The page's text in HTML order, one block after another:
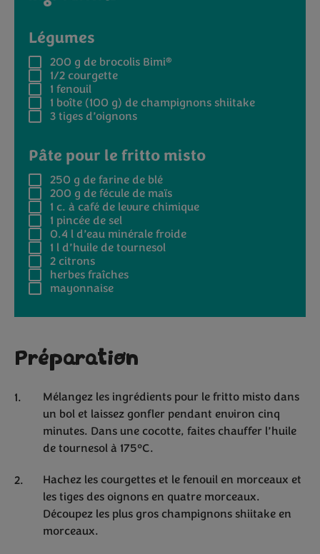
Légumes
200 g de brocolis Bimi®
1/2 courgette
1 fenouil
1 boîte (100 g) de champignons shiitake
3tiges d’oignons
Pâte pour le fritto misto
250 g de farine de blé
200 g de fécule de maïs
1 c. à caféde levure chimique
1 pincéede sel
0.4 ld’eau minérale froide
1 ld’huile de tournesol
2 citrons
herbes fraîches
mayonnaise
Préparation
Mélangez les ingrédients pour le fritto misto dans
un bol et laissez gonfler pendant environ cinq
minutes. Dans une cocotte, faites chauffer l’huile
de tournesol à 175°C.
Hachez les courgettes et le fenouil en morceaux et
les tiges des oignons en quatre morceaux.
Découpez les plus gros champignons shiitake en
morceaux.